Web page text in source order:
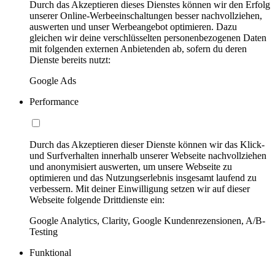
Durch das Akzeptieren dieses Dienstes können wir den Erfolg
unserer Online-Werbeeinschaltungen besser nachvollziehen,
auswerten und unser Werbeangebot optimieren. Dazu
gleichen wir deine verschlüsselten personenbezogenen Daten
mit folgenden externen Anbietenden ab, sofern du deren
Dienste bereits nutzt:
Google Ads
Performance
Durch das Akzeptieren dieser Dienste können wir das Klick-
und Surfverhalten innerhalb unserer Webseite nachvollziehen
und anonymisiert auswerten, um unsere Webseite zu
optimieren und das Nutzungserlebnis insgesamt laufend zu
verbessern. Mit deiner Einwilligung setzen wir auf dieser
Webseite folgende Drittdienste ein:
Google Analytics, Clarity, Google Kundenrezensionen, A/B-
Testing
Funktional